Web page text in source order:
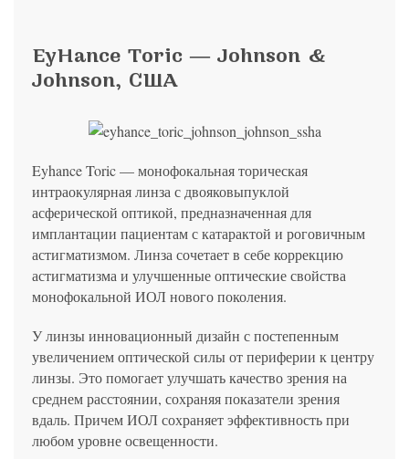
EyHance Toric ― Johnson &
Johnson, США
Eyhance Toric — монофокальная торическая
интраокулярная линза с двояковыпуклой
асферической оптикой, предназначенная для
имплантации пациентам с катарактой и роговичным
астигматизмом. Линза сочетает в себе коррекцию
астигматизма и улучшенные оптические свойства
монофокальной ИОЛ нового поколения.
У линзы инновационный дизайн с постепенным
увеличением оптической силы от периферии к центру
линзы. Это помогает улучшать качество зрения на
среднем расстоянии, сохраняя показатели зрения
вдаль. Причем ИОЛ сохраняет эффективность при
любом уровне освещенности.
Yell ПроДокторов
политикой конфиденциальности
Консультация и прием у профессора
Беликовой Е.И.
+7 991 098-78-29
Елена, персональный менеджер
Записаться
Отправить
политикой конфиденциальности
на обработкуперсональных данных
Я соглашаюсь на получение рассылки в соответствии с ФЗ от
13.03.2006 №38-ФЗ на условиях и для целей, определенных